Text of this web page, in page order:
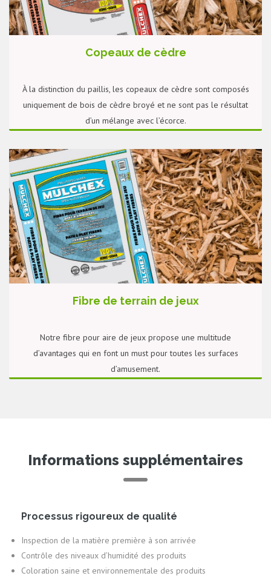
Copeaux de cèdre
À la distinction du paillis, les copeaux de cèdre sont composés
uniquement de bois de cèdre broyé et ne sont pas le résultat
d’un mélange avec l’écorce.
Fibre de terrain de jeux
Notre fibre pour aire de jeux propose une multitude
d’avantages qui en font un must pour toutes les surfaces
d’amusement.
Informations supplémentaires
Processus rigoureux de qualité
Inspection de la matière première à son arrivée
Contrôle des niveaux d’humidité des produits
Coloration saine et environnementale des produits